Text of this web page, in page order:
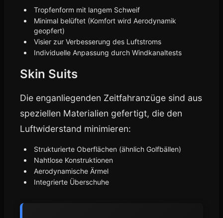
Tropfenform mit langem Schweif
Minimal belüftet (Komfort wird Aerodynamik
geopfert)
Visier zur Verbesserung des Luftstroms
Individuelle Anpassung durch Windkanaltests
Skin Suits
Die enganliegenden Zeitfahranzüge sind aus
speziellen Materialien gefertigt, die den
Luftwiderstand minimieren:
Strukturierte Oberflächen (ähnlich Golfbällen)
Nahtlose Konstruktionen
Aerodynamische Ärmel
Integrierte Überschuhe